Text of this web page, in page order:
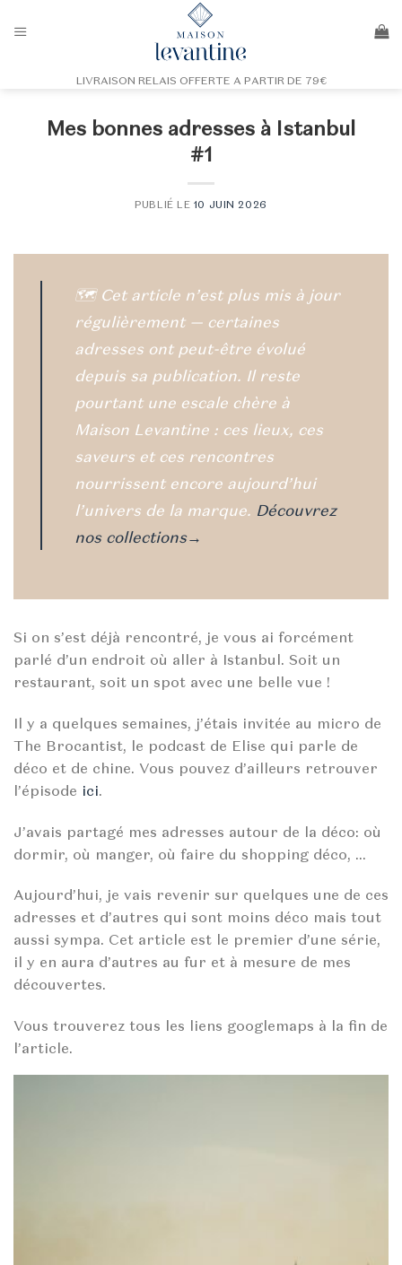
au
LIVRAISON RELAIS OFFERTE A PARTIR DE 79€
Mes bonnes adresses à Istanbul
#1
PUBLIÉ LE 10 JUIN 2026
🗺️ Cet article n’est plus mis à jour
régulièrement — certaines
adresses ont peut-être évolué
depuis sa publication. Il reste
pourtant une escale chère à
Maison Levantine : ces lieux, ces
saveurs et ces rencontres
nourrissent encore aujourd’hui
l’univers de la marque. Découvrez
nos collections→
Si on s’est déjà rencontré, je vous ai forcément
parlé d’un endroit où aller à Istanbul. Soit un
restaurant, soit un spot avec une belle vue !
Il y a quelques semaines, j’étais invitée au micro de
The Brocantist, le podcast de Elise qui parle de
déco et de chine. Vous pouvez d’ailleurs retrouver
l’épisode ici.
J’avais partagé mes adresses autour de la déco: où
dormir, où manger, où faire du shopping déco, …
Aujourd’hui, je vais revenir sur quelques une de ces
adresses et d’autres qui sont moins déco mais tout
aussi sympa. Cet article est le premier d’une série,
il y en aura d’autres au fur et à mesure de mes
découvertes.
Vous trouverez tous les liens googlemaps à la fin de
l’article.